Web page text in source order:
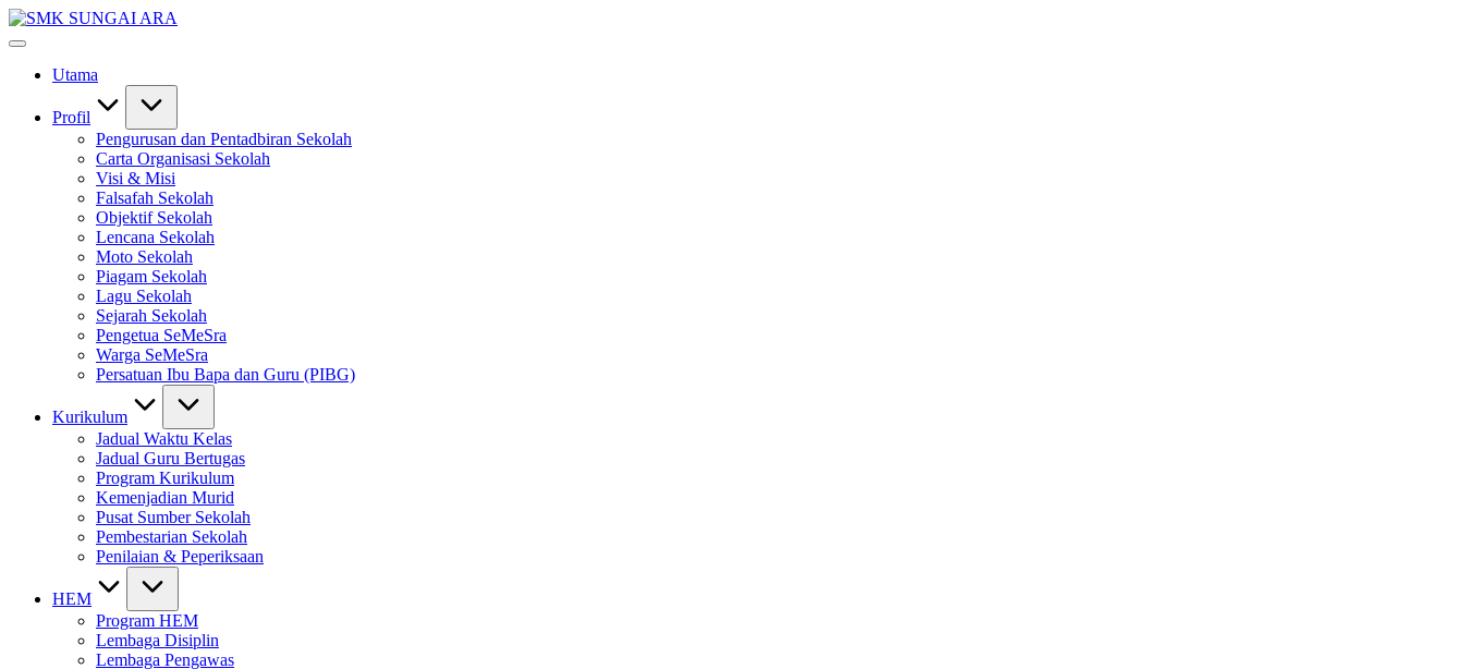
Skip
to
#KetekunanNadiKecemerlangan
#SeMeSradiHati
Utama
Profil
Pengurusan dan Pentadbiran Sekolah
Carta Organisasi Sekolah
Visi & Misi
Falsafah Sekolah
Objektif Sekolah
Lencana Sekolah
Moto Sekolah
Piagam Sekolah
Lagu Sekolah
Sejarah Sekolah
Pengetua SeMeSra
Warga SeMeSra
Persatuan Ibu Bapa dan Guru (PIBG)
Kurikulum
Jadual Waktu Kelas
Jadual Guru Bertugas
Program Kurikulum
Kemenjadian Murid
Pusat Sumber Sekolah
Pembestarian Sekolah
Penilaian & Peperiksaan
HEM
Program HEM
Lembaga Disiplin
Lembaga Pengawas